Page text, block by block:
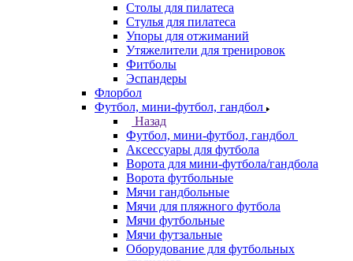
Столы для пилатеса
Стулья для пилатеса
Упоры для отжиманий
Утяжелители для тренировок
Фитболы
Эспандеры
Флорбол
Футбол, мини-футбол, гандбол
Назад
Футбол, мини-футбол, гандбол
Аксессуары для футбола
Ворота для мини-футбола/гандбола
Ворота футбольные
Мячи гандбольные
Мячи для пляжного футбола
Мячи футбольные
Мячи футзальные
Оборудование для футбольных